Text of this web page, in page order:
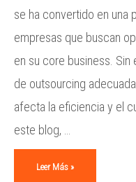
se ha convertido en una
empresas que buscan
en su core business. Sin
de outsourcing
afecta la eficiencia y el
este blog, …
Leer Más »